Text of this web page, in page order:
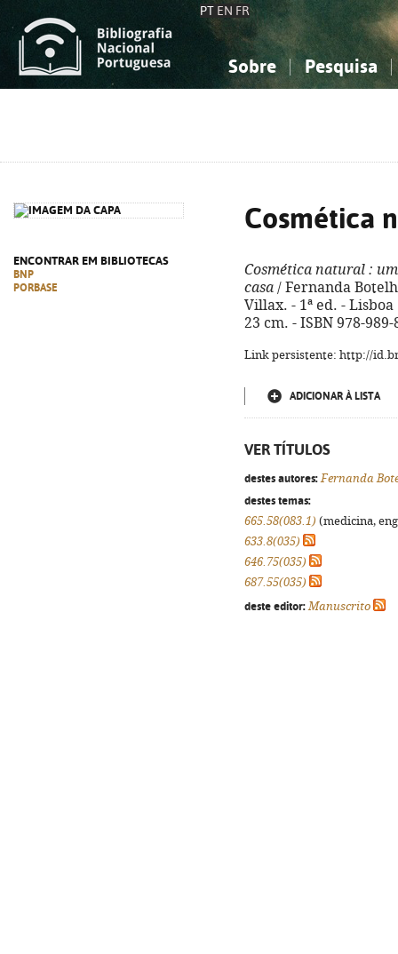
PT EN FR
Sobre Pesquisa
ENCONTRAR EM BIBLIOTECAS
BNP
PORBASE
Cosmética
Cosmética natural :
casa / Fernanda
Villax. - 1ª ed. -
23 cm. - ISBN 978-989-
Link persistente: http://
ADICIONAR À LISTA
VER TÍTULOS
destes autores: Fernanda
destes temas:
665.58(083.1) (medicina,
633.8(035)
646.75(035)
687.55(035)
deste editor: Manuscrito